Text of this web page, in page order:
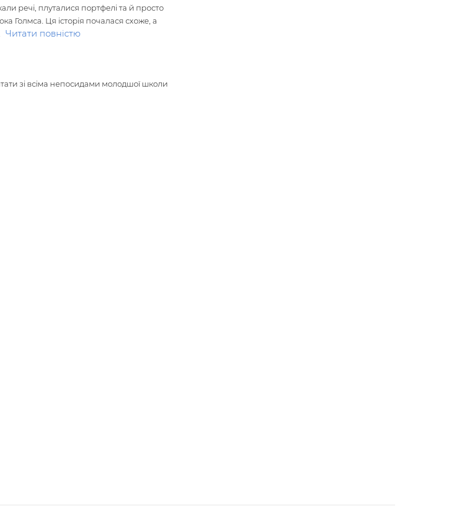
Всеволода Нестайка, Бердичів, 2024; володарка диплома 3-го ступеня
речі, плуталися портфелі та й просто
Голмса. Ця історія почалася схоже, а
Читати повністю
зі всіма непосидами молодшої школи